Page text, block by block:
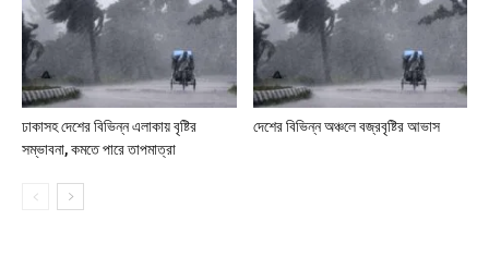
ঢাকাসহ দেশের বিভিন্ন এলাকায় বৃষ্টির
সম্ভাবনা, কমতে পারে তাপমাত্রা
দেশের বিভিন্ন অঞ্চলে বজ্রবৃষ্টির আভাস